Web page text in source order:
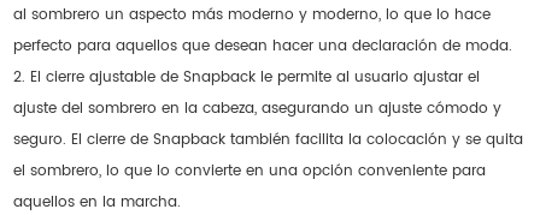
al sombrero un aspecto más moderno y moderno, lo que lo hace
perfecto para aquellos que desean hacer una declaración de moda.
2. El cierre ajustable de Snapback le permite al usuario ajustar el
ajuste del sombrero en la cabeza, asegurando un ajuste cómodo y
seguro. El cierre de Snapback también facilita la colocación y se quita
el sombrero, lo que lo convierte en una opción conveniente para
aquellos en la marcha.